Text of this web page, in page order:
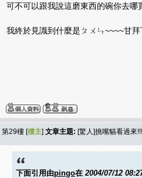
可不可以跟我說這磨東西的碗你去哪
我終於見識到什麼是ㄆㄨㄣ~~~~甘拜
第29樓 [樓主] 文章主題: [驚人]挑嘴貓看過來
下面引用由pingo在 2004/07/12